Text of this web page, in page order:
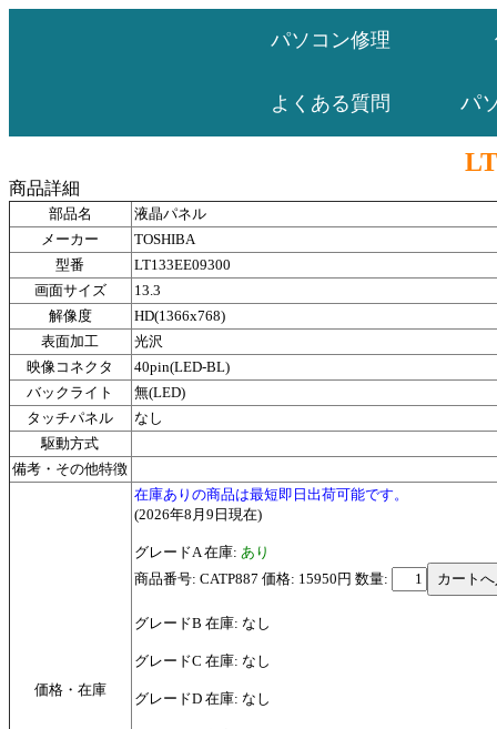
パソコン修理
よくある質問 パ
商品詳細
部品名
液晶パネル
メーカー
TOSHIBA
型番
LT133EE09300
画面サイズ
13.3
解像度
HD(1366x768)
表面加工
光沢
映像コネクタ
40pin(LED-BL)
バックライト
無(LED)
タッチパネル
なし
駆動方式
備考・その他特徴
価格・在庫
在庫ありの商品は最短即日出荷可能です。
(2026年8月9日現在)
グレードA 在庫: あり
商品番号: CATP887 価格: 15950円 数量:
グレードB 在庫: なし
グレードC 在庫: なし
グレードD 在庫: なし